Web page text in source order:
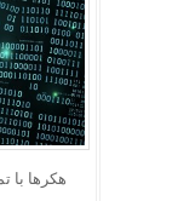
هکرها با